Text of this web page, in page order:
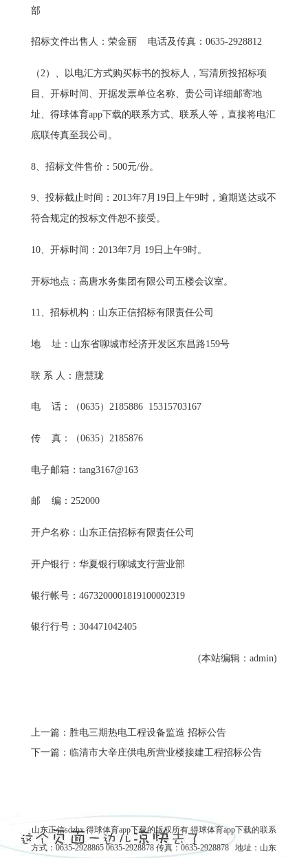
部
招标文件出售人：荣金丽 电话及传真：0635-2928812
（2）、以电汇方式购买标书的投标人，写清所投招标项
目、开标时间、开据发票单位名称、贵公司详细邮寄地
址、得球体育app下载的联系方式、联系人等，直接将电汇
底联传真至我公司。
8、招标文件售价：500元/份。
9、投标截止时间：2013年7月19日上午9时，逾期送达或不
符合规定的投标文件恕不接受。
10、开标时间：2013年7月 19日上午9时。
开标地点：高唐水务集团有限公司五楼会议室。
11、招标机构：山东正信招标有限责任公司
地 址：山东省聊城市经济开发区东昌路159号
联 系 人：唐慧珑
电 话：（0635）2185886 15315703167
传 真：（0635）2185876
电子邮箱：tang3167@163
邮 编：252000
开户名称：山东正信招标有限责任公司
开户银行：华夏银行聊城支行营业部
银行帐号：4673200001819100002319
银行行号：304471042405
(本站编辑：admin)
上一篇：胜电三期热电工程设备监造 招标公告
下一篇：临清市大辛庄供电所营业楼接建工程招标公告
山东正信sdzhx 得球体育app下载的版权所有得球体育app下载的联系
方式 ：0635-2928865 0635-2928878 传真：0635-2928878 地址：山东